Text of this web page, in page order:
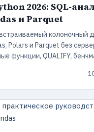
2026: SQL-
и Parquet
колоночный
Polars и Parquet без
функции, QUALIFY,